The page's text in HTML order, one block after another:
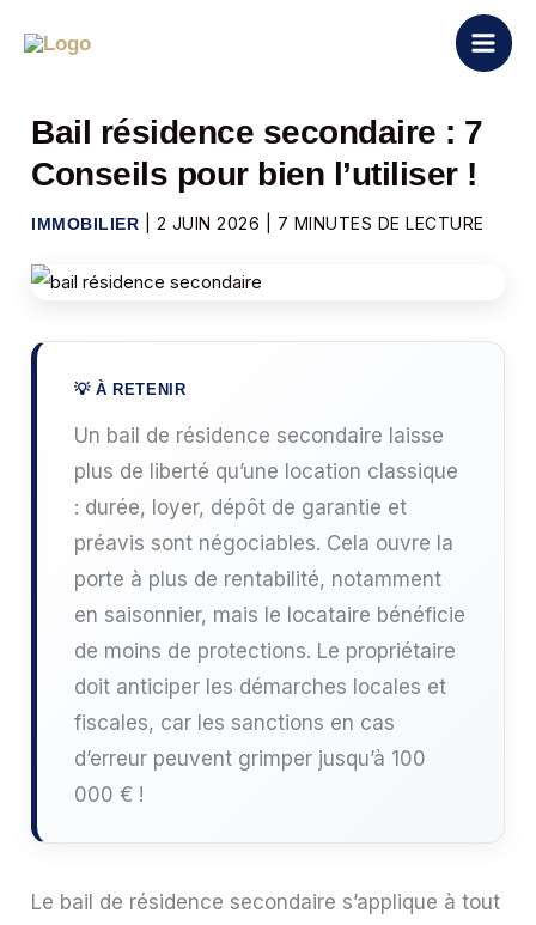
Bail résidence secondaire : 7
Conseils pour bien l’utiliser !
IMMOBILIER 2 JUIN 2026 7 MINUTES DE LECTURE
Un bail de résidence secondaire laisse
plus de liberté qu’une location classique
: durée, loyer, dépôt de garantie et
préavis sont négociables. Cela ouvre la
porte à plus de rentabilité, notamment
en saisonnier, mais le locataire bénéficie
de moins de protections. Le propriétaire
doit anticiper les démarches locales et
fiscales, car les sanctions en cas
d’erreur peuvent grimper jusqu’à 100
000 € !
Le bail de résidence secondaire s’applique à tout